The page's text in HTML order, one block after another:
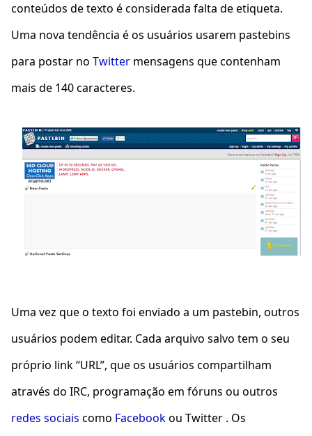
conteúdos de texto é considerada falta de etiqueta.
Uma nova tendência é os usuários usarem pastebins
para postar no Twitter mensagens que contenham
mais de 140 caracteres.
Uma vez que o texto foi enviado a um pastebin, outros
usuários podem editar. Cada arquivo salvo tem o seu
próprio link “URL”, que os usuários compartilham
através do IRC, programação em fóruns ou outros
redes sociais como Facebookou Twitter . Os